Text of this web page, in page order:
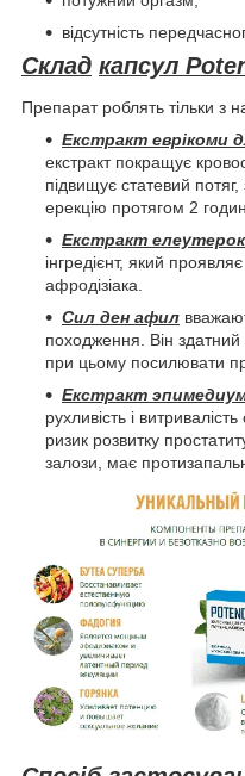
відсутність
Склад капсул
Препарат роблять тільки з
Екстракт еврікоми
екстракт покращує
підвищує статевий потяг,
ерекцію протягом 2
Екстракт
інгредієнт, який
афродізіака.
Сил ден афил
походження. Він здатний
при цьому посилювати
Екстракт
рухливість і
ризик розвитку
залози, має